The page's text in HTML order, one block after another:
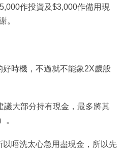
作投資及$3,000作備用現
。
時機，不過就不能象2X歲般
議大部分持有現金，最多將其
。
唔洗太心急用盡現金，所以先